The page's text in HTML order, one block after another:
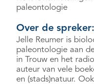
paleontologie
Over de spreker:
Jelle Reumer is
paleontologie aan
in Trouw en het
auteur van vele
en (stads)natuur.